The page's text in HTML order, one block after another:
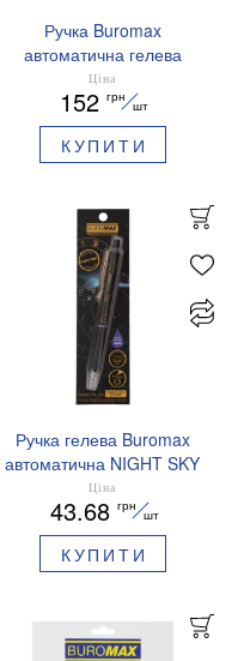
Ручка Buromax
автоматична гелева
PRESTIGE GOLD 0,5 мм
сині чорнила BM.83101
Ціна
152 грн
шт
КУПИТИ
Ручка гелева Buromax
автоматична NIGHT SKY
ZODIAC 0.5 мм
ароматизований грип синє
чорнило BM.8379-01
Ціна
43.68 грн
шт
КУПИТИ